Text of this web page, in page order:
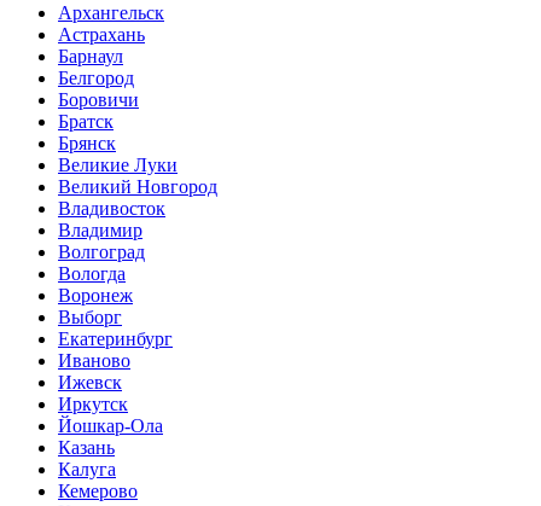
Архангельск
Астрахань
Барнаул
Белгород
Боровичи
Братск
Брянск
Великие Луки
Великий Новгород
Владивосток
Владимир
Волгоград
Вологда
Воронеж
Выборг
Екатеринбург
Иваново
Ижевск
Иркутск
Йошкар-Ола
Казань
Калуга
Кемерово